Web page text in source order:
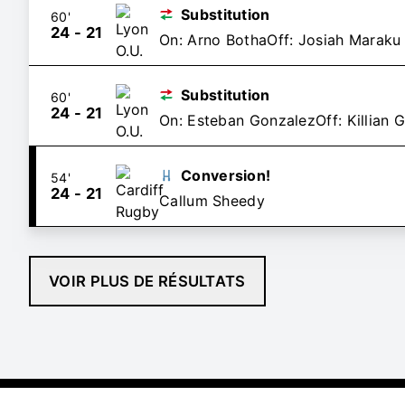
60'
24 - 21
Substitution
On: Arno BothaOff: Josiah Maraku
60'
24 - 21
Substitution
On: Esteban GonzalezOff: Killian
54'
24 - 21
Conversion!
Callum Sheedy
VOIR PLUS DE RÉSULTATS